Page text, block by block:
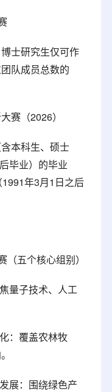
士研究生仅可作
队成员总数的
赛（2026）
本科生、硕士
毕业）的毕业
年3月1日之后
（五个核心组别）
量子技术、人工
：覆盖农林牧
展：围绕绿色产